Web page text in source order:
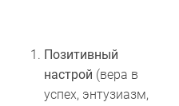
Позитивный
настрой (вера в
успех, энтузиазм,